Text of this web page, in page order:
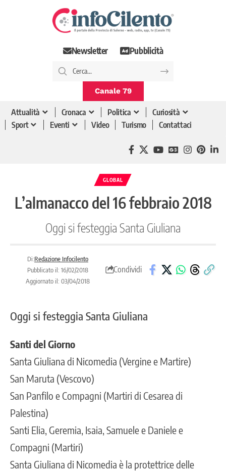
Newsletter Pubblicità
Canale 79
Attualità Cronaca Politica
Curiosità
Sport
Eventi Video Turismo Contattaci
GLOBAL
L’almanacco del 16 febbraio 2018
Oggi si festeggia Santa Giuliana
Di:Redazione Infocilento
Pubblicato il: 16/02/2018
Aggiornato il: 03/04/2018
Condividi
Oggi si festeggia Santa Giuliana
Santi del Giorno
Santa Giuliana di Nicomedia (Vergine e Martire)
San Maruta (Vescovo)
San Panfilo e Compagni (Martiri di Cesarea di
Palestina)
Santi Elia, Geremia, Isaia, Samuele e Daniele e
Compagni (Martiri)
Santa Giuliana di Nicomedia è la protettrice delle